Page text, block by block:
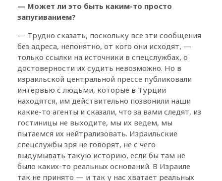
— Может ли это быть каким-то просто
запугиванием?
— Трудно сказать, поскольку все эти сообщения
без адреса, непонятно, от кого они исходят, —
только ссылки на источники в спецслужбах, о
достоверности их судить невозможно. Но в
израильской центральной прессе публиковали
интервью с людьми, которые в Турции
находятся, им действительно позвонили наши
какие-то агенты и сказали, что за вами следят, из
гостиницы не выходите, мы их ведем, мы
пытаемся их нейтрализовать. Израильские
спецслужбы зря не говорят, не с чего
выдумывать такую историю, если бы там не
было каких-то реальных оснований. В Израиле
так не принято — и так у нас хватает реальных